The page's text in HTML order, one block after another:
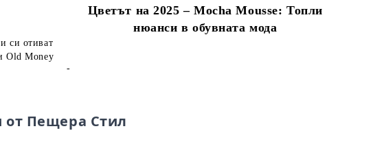
си отиват
Old Money
Цветът на 2025 – Mocha Mousse: Топли
нюанси в обувната мода
-
от Пещера Стил